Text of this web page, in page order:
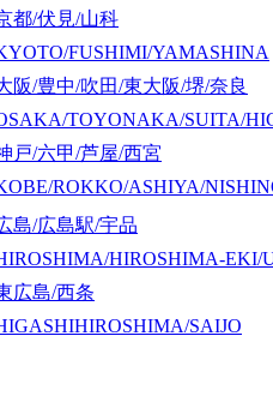
都/伏見/山科
FUSHIMI/YAMASHINA
阪/豊中/吹田/東大阪/堺/奈良
TOYONAKA/SUITA/
戸/六甲/芦屋/西宮
ROKKO/ASHIYA/
島/広島駅/宇品
HIROSHIMA-EKI/
広島/西条
SAIJO